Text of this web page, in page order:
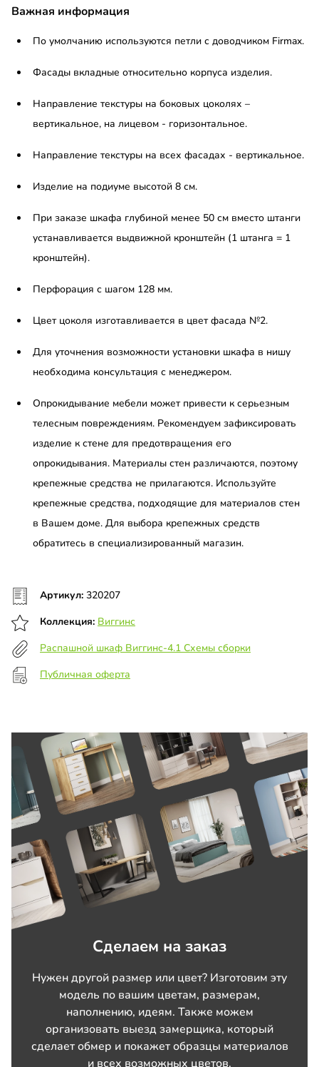
Важная информация
По умолчанию используются петли с доводчиком Firmax.
Фасады вкладные относительно корпуса изделия.
Направление текстуры на боковых цоколях –
вертикальное, на лицевом - горизонтальное.
Направление текстуры на всех фасадах - вертикальное.
Изделие на подиуме высотой 8 см.
При заказе шкафа глубиной менее 50 см вместо штанги
устанавливается выдвижной кронштейн (1 штанга = 1
кронштейн).
Перфорация с шагом 128 мм.
Цвет цоколя изготавливается в цвет фасада №2.
Для уточнения возможности установки шкафа в нишу
необходима консультация с менеджером.
Опрокидывание мебели может привести к серьезным
телесным повреждениям. Рекомендуем зафиксировать
изделие к стене для предотвращения его
опрокидывания. Материалы стен различаются, поэтому
крепежные средства не прилагаются. Используйте
крепежные средства, подходящие для материалов стен
в Вашем доме. Для выбора крепежных средств
обратитесь в специализированный магазин.
Артикул: 320207
Коллекция: Виггинс
Распашной шкаф Виггинс-4.1 Схемы сборки
Публичная оферта
Сделаем на заказ
Нужен другой размер или цвет? Изготовим эту
модель по вашим цветам, размерам,
наполнению, идеям. Также можем
организовать выезд замерщика, который
сделает обмер и покажет образцы материалов
и всех возможных цветов.